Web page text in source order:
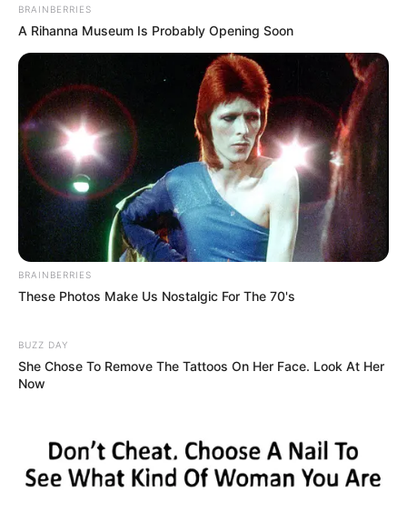
BRAINBERRIES
A Rihanna Museum Is Probably Opening Soon
BRAINBERRIES
These Photos Make Us Nostalgic For The 70's
BUZZ DAY
She Chose To Remove The Tattoos On Her Face. Look At Her
Now